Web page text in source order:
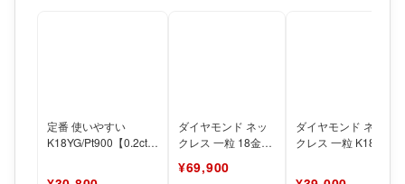
定番 使いやすい
K18YG/Pt900【0.2ct】
ダイヤモンド ネッ
クレス 一粒 18金
ックレス レディー
¥69,900
ダイヤモンド ネッ
クレス 一粒 K18 0.2